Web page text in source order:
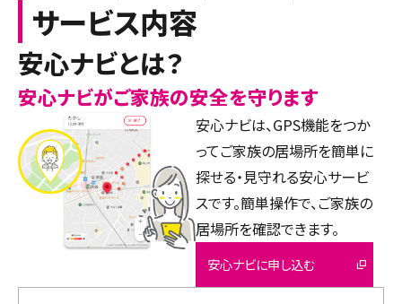
サービス内容
安心ナビとは？
安心ナビがご家族の安全を守ります
安心ナビは、GPS機能をつか
ってご家族の居場所を簡単に
探せる・見守れる安心サービ
スです。簡単操作で、ご家族の
居場所を確認できます。
安心ナビに申し込む